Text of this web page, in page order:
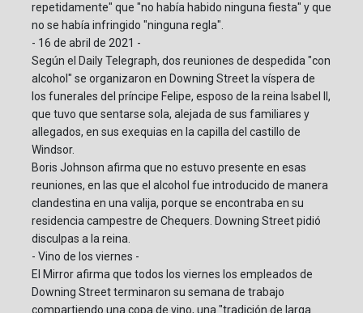
repetidamente" que "no había habido ninguna fiesta" y que
no se había infringido "ninguna regla".
- 16 de abril de 2021 -
Según el Daily Telegraph, dos reuniones de despedida "con
alcohol" se organizaron en Downing Street la víspera de
los funerales del príncipe Felipe, esposo de la reina Isabel II,
que tuvo que sentarse sola, alejada de sus familiares y
allegados, en sus exequias en la capilla del castillo de
Windsor.
Boris Johnson afirma que no estuvo presente en esas
reuniones, en las que el alcohol fue introducido de manera
clandestina en una valija, porque se encontraba en su
residencia campestre de Chequers. Downing Street pidió
disculpas a la reina.
- Vino de los viernes -
El Mirror afirma que todos los viernes los empleados de
Downing Street terminaron su semana de trabajo
compartiendo una copa de vino, una "tradición de larga